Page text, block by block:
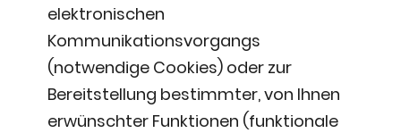
elektronischen
Kommunikationsvorgangs
(notwendige Cookies) oder zur
Bereitstellung bestimmter, von Ihnen
erwünschter Funktionen (funktionale